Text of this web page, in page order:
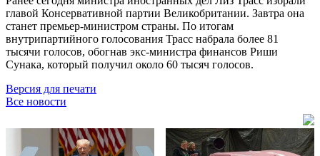
главой Консервативной партии Великобритании. Завтра она
станет премьер-министром страны. По итогам
внутрипартийного голосования Трасс набрала более 81
тысячи голосов, обогнав экс-министра финансов Риши
Сунака, который получил около 60 тысяч голосов.
Версия для печати
Все новости